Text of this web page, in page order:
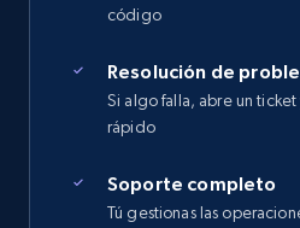
código
Resolución de
Si algo falla, abre un
rápido
Soporte completo
Tú gestionas las